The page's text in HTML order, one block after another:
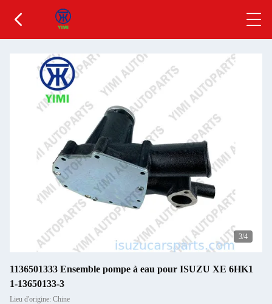
3/4
1136501333 Ensemble pompe à eau pour ISUZU XE 6HK1
1-13650133-3
Lieu d'origine: Chine